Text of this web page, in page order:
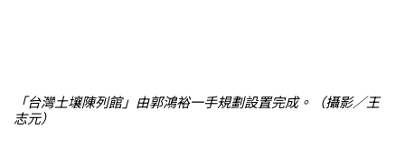
「台灣土壤陳列館」由郭鴻裕一手規劃設置完成。（攝影／王
志元）